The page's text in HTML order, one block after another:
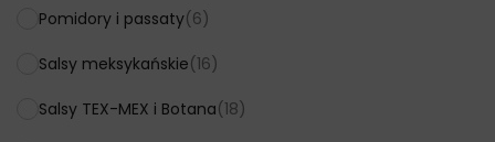
Pomidory i passaty(6)
Salsy meksykańskie(16)
Salsy TEX-MEX i Botana(18)